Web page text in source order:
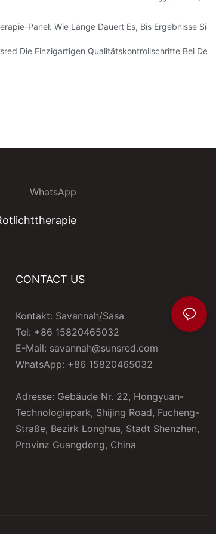
Panel: Wie Lange Dauert Es, Bis Ergebnisse
Umtausch? Erläutern?
Die Einzigartigen Qualitätskontrollschritte Bei
WhatsApp
CONTACT US
Kontakt: Savannah/Sasa
Tel: +86 15820465032
E-Mail: savannah@sunsred.com
WhatsApp: +86 15820465032
Adresse: Gebäude Nr. 22, Hongyuan-
Technologiepark, Shijing Road, Fucheng-
Straße, Bezirk Longhua, Stadt Shenzhen,
Provinz Guangdong, China